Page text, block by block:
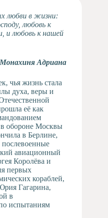
любви в жизни:
любовь к
и любовь к нашей
Монахиня Адриана
чья жизнь стала
духа, веры и
её как
в обороне Москвы
в Берлине,
послевоенные
авиационный
Королёва и
первых
кораблей,
Гагарина,
в
испытаниям